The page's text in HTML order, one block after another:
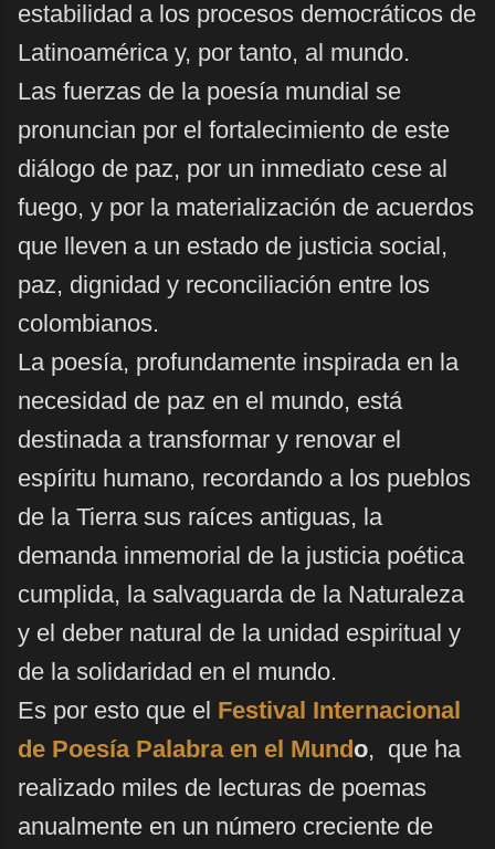
estabilidad a los procesos democráticos de
Latinoamérica y, por tanto, al mundo.
Las fuerzas de la poesía mundial se
pronuncian por el fortalecimiento de este
diálogo de paz, por un inmediato cese al
fuego, y por la materialización de acuerdos
que lleven a un estado de justicia social,
paz, dignidad y reconciliación entre los
colombianos.
La poesía, profundamente inspirada en la
necesidad de paz en el mundo, está
destinada a transformar y renovar el
espíritu humano, recordando a los pueblos
de la Tierra sus raíces antiguas, la
demanda inmemorial de la justicia poética
cumplida, la salvaguarda de la Naturaleza
y el deber natural de la unidad espiritual y
de la solidaridad en el mundo.
Es por esto que el Festival Internacional
de Poesía Palabra en el Mundo, que ha
realizado miles de lecturas de poemas
anualmente en un número creciente de